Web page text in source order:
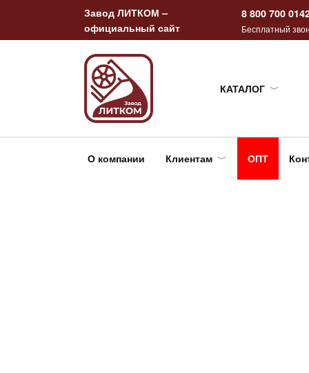
содержанию
Завод ЛИТКОМ –
официальный сайт
8 800 700
Бесплатный
КАТАЛОГ
О компании Клиентам ОПТ